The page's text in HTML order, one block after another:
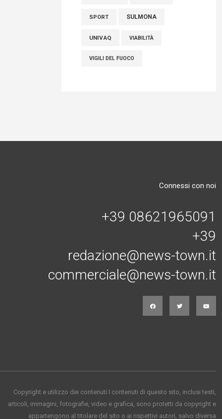
SPORT SULMONA
UNIVAQ VIABILITÀ
VIGILI DEL FUOCO
Connessi con noi
+39 08621965091
+39
redazione@news-town.it
commerciale@news-town.it
Copyright e utilizzo dei contenuti I contenuti di questo sito, inclusi testi,
articoli, immagini, fotografie, video e grafica, sono protetti da copyright e
appartengono al titolare del sito o ai rispettivi autori, salvo diversa